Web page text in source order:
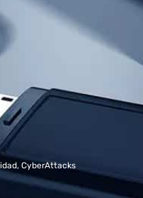
, CyberAttacks